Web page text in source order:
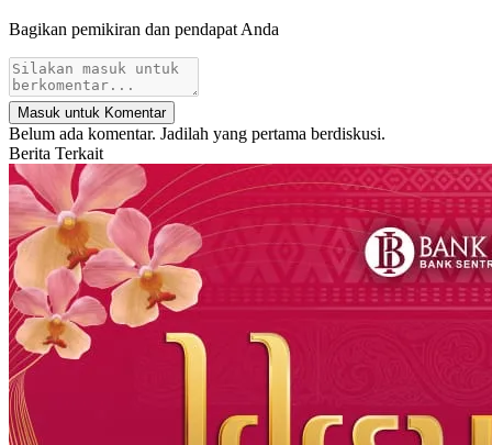
Bagikan pemikiran dan pendapat Anda
Masuk untuk Komentar
Belum ada komentar. Jadilah yang pertama berdiskusi.
Berita Terkait